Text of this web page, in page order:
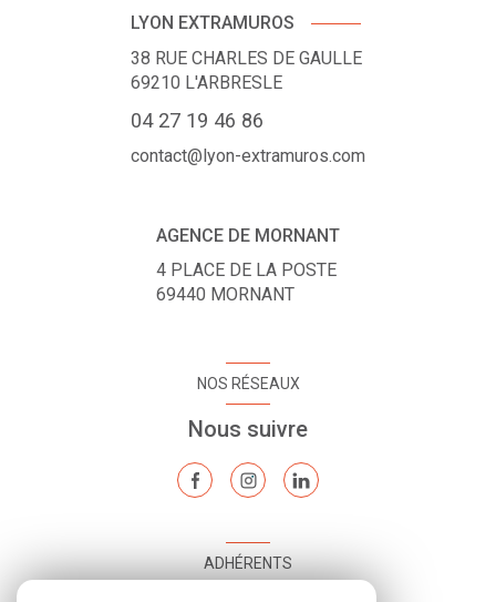
LYON EXTRAMUROS
38 RUE CHARLES DE GAULLE
69210 L'ARBRESLE
04 27 19 46 86
contact@lyon-extramuros.com
AGENCE DE MORNANT
4 PLACE DE LA POSTE
69440 MORNANT
NOS RÉSEAUX
Nous suivre
ADHÉRENTS